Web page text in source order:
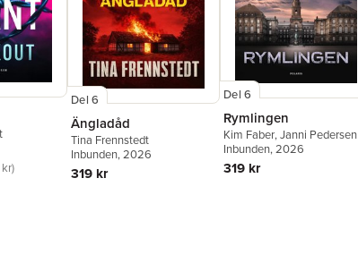
kr
Del 6
Ängladåd
Tina Frennstedt
Inbunden, 2026
319 kr
Del 6
Rymlingen
Kim Faber,Janni Pedersen
Inbunden, 2026
319 kr